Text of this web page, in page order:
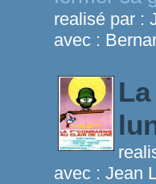
realisé par :
avec :
avec : Jean